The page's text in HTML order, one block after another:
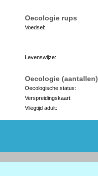
Oecologie rups
Voedsel:
Levenswijze:
Oecologie (aantallen)
Oecologische status:
Verspreidingskaart:
Vliegtijd adult: